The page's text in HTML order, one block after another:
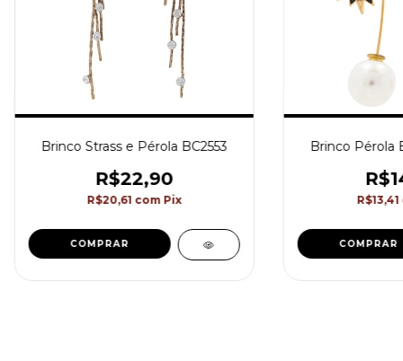
Brinco Strass e Pérola BC2553
R$22,90
R$20,61 com Pix
COMPRAR
Brinco Pérola
R$13,41
COMPRAR